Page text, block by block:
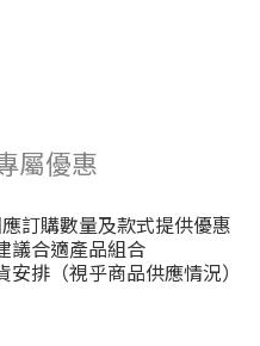
屬優惠
訂購數量及款式提供優惠
議合適產品組合
排（視乎商品供應情況）